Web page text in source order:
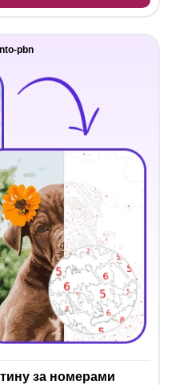
pbn
за номерами